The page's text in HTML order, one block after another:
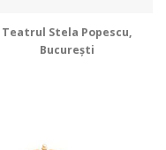
Teatrul Stela Popescu,
București